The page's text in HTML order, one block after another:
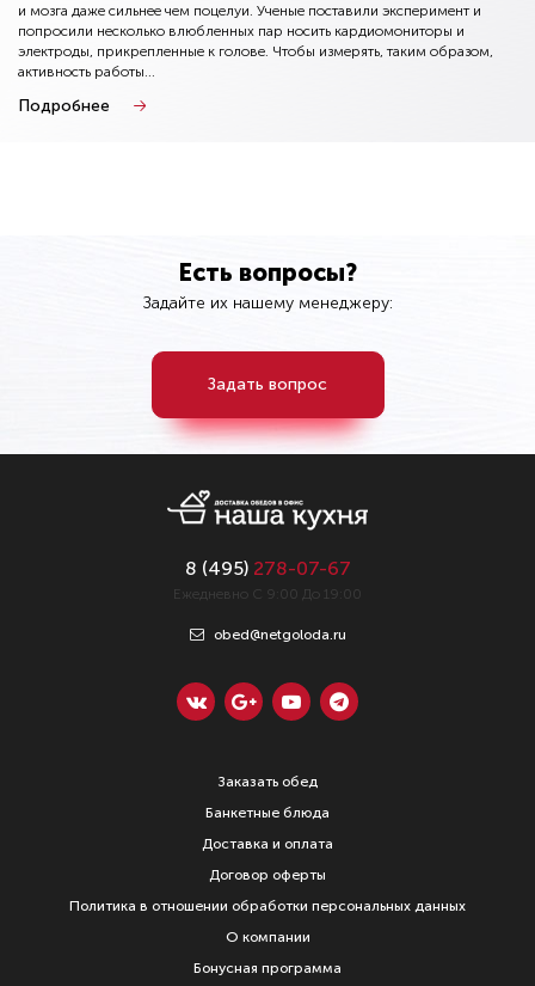
и мозга даже сильнее чем поцелуи. Ученые поставили эксперимент и
попросили несколько влюбленных пар носить кардиомониторы и
электроды, прикрепленные к голове. Чтобы измерять, таким образом,
активность работы...
Подробнее
Есть вопросы?
Задайте их нашему менеджеру:
Задать вопрос
8 (495) 278-07-67
Ежедневно С 9:00 До 19:00
obed@netgoloda.ru
Заказать обед
Банкетные блюда
Доставка и оплата
Договор оферты
Политика в отношении обработки персональных данных
О компании
Бонусная программа